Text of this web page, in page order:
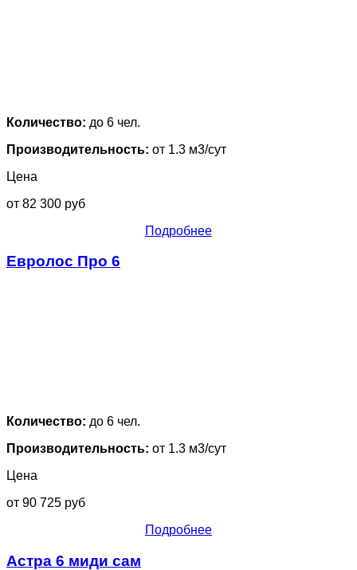
Количество: до 6 чел.
Производительность: от 1.3 м3/сут
Цена
от 82 300 руб
Подробнее
Евролос Про 6
Количество: до 6 чел.
Производительность: от 1.3 м3/сут
Цена
от 90 725 руб
Подробнее
Астра 6 миди сам